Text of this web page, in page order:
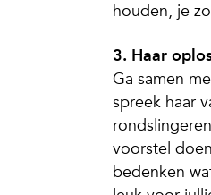
houden, je
3. Haar
Ga samen
spreek haar
voorstel
bedenken